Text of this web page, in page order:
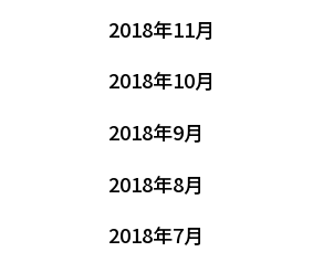
2018年11月
2018年10月
2018年9月
2018年8月
2018年7月